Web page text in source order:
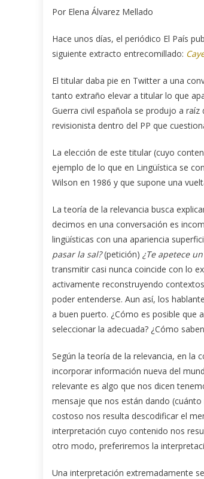
Por Elena Álvarez Mellado
Hace unos días, el periódico El País
siguiente extracto entrecomillado:
El titular daba pie en Twitter a una
tanto extraño elevar a titular lo que
Guerra civil española se produjo a
revisionista dentro del PP que
La elección de este titular (cuyo
ejemplo de lo que en Lingüística se
Wilson en 1986 y que supone una
La teoría de la relevancia busca
decimos en una conversación es
lingüísticas con una apariencia
pasar la sal?(petición) ¿Te apetece
transmitir casi nunca coincide con lo
activamente reconstruyendo
poder entenderse. Aun así, los
a buen puerto. ¿Cómo es posible que
seleccionar la adecuada? ¿Cómo
Según la teoría de la relevancia, en la
incorporar información nueva del
relevante es algo que nos dicen
mensaje que nos están dando
costoso nos resulta descodificar el
interpretación cuyo contenido nos
otro modo, preferiremos la
Una interpretación extremadamente